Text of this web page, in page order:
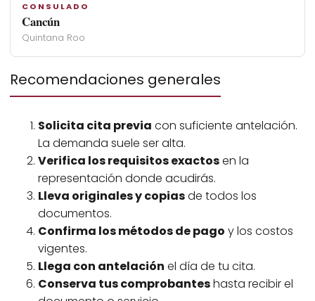
CONSULADO
Cancún
Quintana Roo
Recomendaciones generales
Solicita cita previa con suficiente antelación.
La demanda suele ser alta.
Verifica los requisitos exactosen la
representación donde acudirás.
Lleva originales y copiasde todos los
documentos.
Confirma los métodos de pago y los costos
vigentes.
Llega con antelación el día de tu cita.
Conserva tus comprobanteshasta recibir el